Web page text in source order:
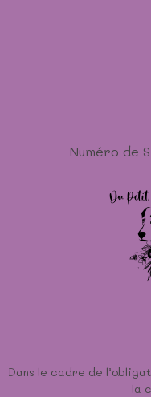
Numéro de
Dans le cadre de
la